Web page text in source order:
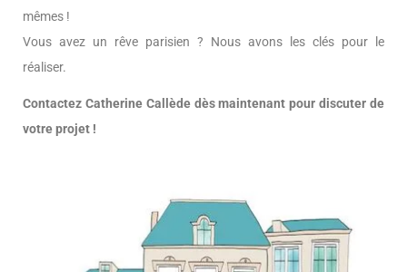
mêmes !
Vous avez un rêve parisien ? Nous avons les clés pour le
réaliser.
Contactez Catherine Callède dès maintenant pour discuter de
votre projet !